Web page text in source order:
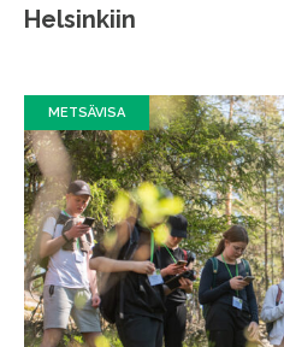
Helsinkiin
METSÄVISA